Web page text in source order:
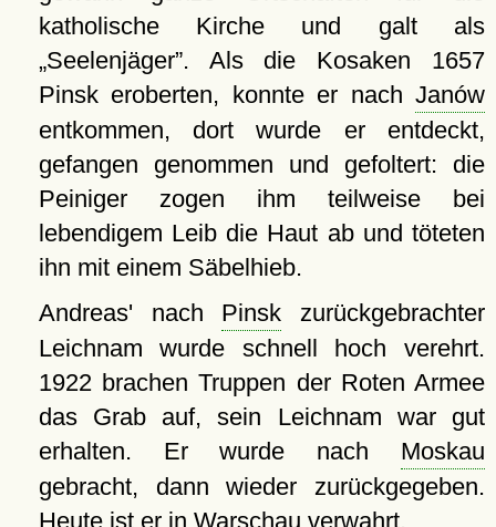
katholische Kirche und galt als
Seelenjäger . Als die Kosaken 1657
Pinsk eroberten, konnte er nach Janów
entkommen, dort wurde er entdeckt,
gefangen genommen und gefoltert: die
Peiniger zogen ihm teilweise bei
lebendigem Leib die Haut ab und töteten
ihn mit einem Säbelhieb.
Andreas' nach Pinsk zurückgebrachter
Leichnam wurde schnell hoch verehrt.
1922 brachen Truppen der Roten Armee
das Grab auf, sein Leichnam war gut
erhalten. Er wurde nach Moskau
gebracht, dann wieder zurückgegeben.
Heute ist er in Warschau verwahrt.